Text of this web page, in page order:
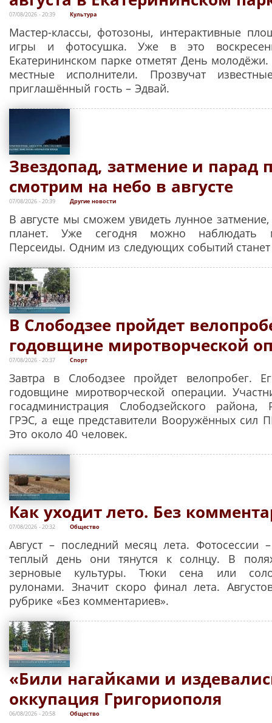
07/08/2026 - 20:39 Культура
Мастер-классы, фотозоны, интерактивные
игры и фотосушка. Уже в это
Екатерининском парке отметят День
местные исполнители. Прозвучат
приглашённый гость – Эдвай.
Звездопад, затмение и парад
смотрим на небо в августе
07/08/2026 - 20:39 Другие новости
В августе мы сможем увидеть лунное
планет. Уже сегодня можно наблюдать
Персеиды. Одним из следующих событий станет
В Слободзее пройдет
годовщине миротворческой
07/08/2026 - 20:37 Спорт
Завтра в Слободзее пройдет велопробег.
годовщине миротворческой операции.
госадминистрация Слободзейского
ГРЭС, а еще представители Вооружённых сил
Это около 40 человек.
Как уходит лето. Без
07/08/2026 - 20:32 Общество
Август – последний месяц лета. Фотосессии
теплый день они тянутся к солнцу. В
зерновые культуры. Тюки сена или
рулонами. Значит скоро финал лета.
рубрике «Без комментариев».
«Били нагайками и
оккупация Григориополя
06/08/2026 - 20:58 Общество